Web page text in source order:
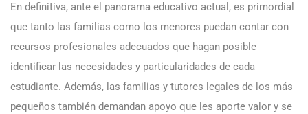
En definitiva, ante el panorama educativo actual, es primordial
que tanto las familias como los menores puedan contar con
recursos profesionales adecuados que hagan posible
identificar las necesidades y particularidades de cada
estudiante. Además, las familias y tutores legales de los más
pequeños también demandan apoyo que les aporte valor y se